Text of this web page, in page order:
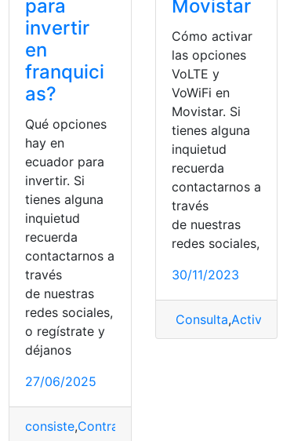
Configuración,DuckDuckGo
para
invertir
en
franquici
as?
Qué opciones
hay en
ecuador para
invertir. Si
tienes alguna
inquietud
recuerda
contactarnos a
través
de nuestras
redes sociales,
o regístrate y
déjanos
27/06/2025
consiste,Contratos
Movistar
Cómo activar
las opciones
VoLTE y
VoWiFi en
Movistar. Si
tienes alguna
inquietud
recuerda
contactarnos a
través
de nuestras
redes sociales,
30/11/2023
Consulta,Activar